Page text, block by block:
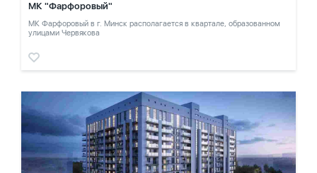
МК "Фарфоровый"
МК Фарфоровый в г. Минск располагается в квартале, образованном
улицами Червякова